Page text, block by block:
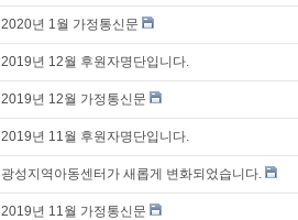
2020년 1월 가정통신문
2019년 12월 후원자명단입니다.
2019년 12월 가정통신문
2019년 11월 후원자명단입니다.
광성지역아동센터가 새롭게 변화되었습니다.
2019년 11월 가정통신문